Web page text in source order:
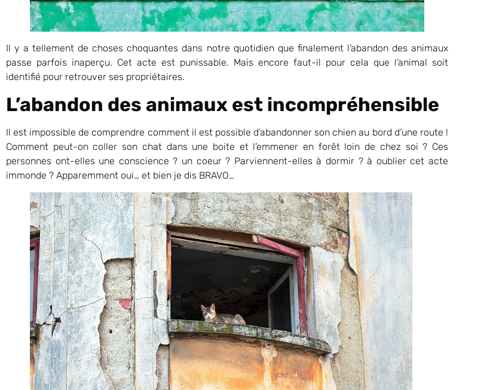
Il y a tellement de choses choquantes dans notre quotidien que finalement l’abandon des animaux
passe parfois inaperçu. Cet acte est punissable. Mais encore faut-il pour cela que l’animal soit
identifié pour retrouver ses propriétaires.
L’abandon des animaux est incompréhensible
Il est impossible de comprendre comment il est possible d’abandonner son chien au bord d’une route !
Comment peut-on coller son chat dans une boite et l’emmener en forêt loin de chez soi ? Ces
personnes ont-elles une conscience ? un coeur ? Parviennent-elles à dormir ? à oublier cet acte
immonde ? Apparemment oui… et bien je dis BRAVO…